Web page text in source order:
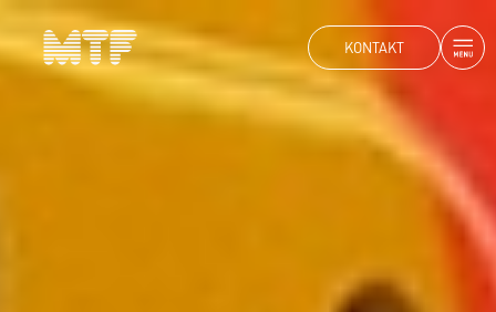
KONTAKT